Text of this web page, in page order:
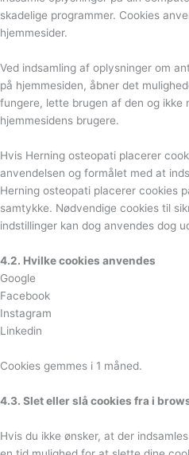
skadelige programmer. Cookies
hjemmesider.
Ved indsamling af oplysninger om
på hjemmesiden, åbner det
fungere, lette brugen af den og ikke
hjemmesidens brugere.
Hvis Herning osteopati placerer
anvendelsen og formålet med at
Herning osteopati placerer cookies
samtykke. Nødvendige cookies til
indstillinger kan dog anvendes dog
4.2. Hvilke cookies anvendes
Google
Facebook
Instagram
Linkedin
Cookies gemmes i 1 måned.
4.3. Slet eller slå cookies fra i
Hvis du ikke ønsker, at der